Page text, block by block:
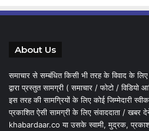
About Us
समाचार से सम्बंधित किसी भी तरह के विवाद के
द्वारा प्रस्तुत सामग्री ( समाचार / फोटो /
इस तरह की सामग्रियों के लिए कोई जिम्मेदारी
प्रकाशित ऐसी सामग्री के लिए संवाददाता / खबर देने
khabardaar.co या उसके स्वामी, मुद्रक,